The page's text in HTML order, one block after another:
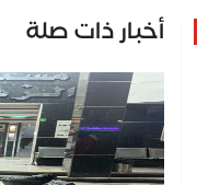
أخبار ذات صلة